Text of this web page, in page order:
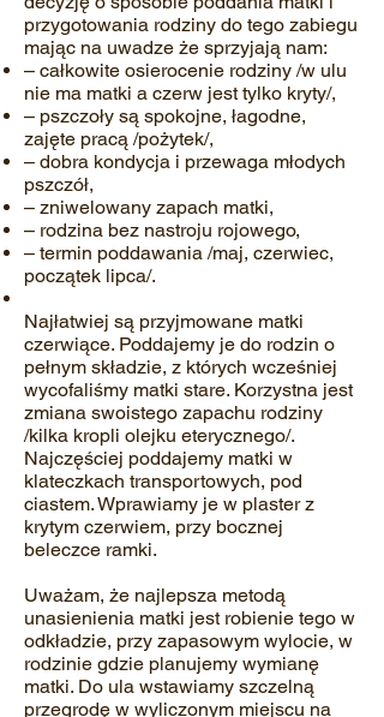
przygotowania rodziny do tego zabiegu
mając na uwadze że sprzyjają nam:
– całkowite osierocenie rodziny /w ulu
nie ma matki a czerw jest tylko kryty/,
– pszczoły są spokojne, łagodne,
zajęte pracą /pożytek/,
– dobra kondycja i przewaga młodych
pszczół,
– zniwelowany zapach matki,
– rodzina bez nastroju rojowego,
– termin poddawania /maj, czerwiec,
początek lipca/.
Najłatwiej są przyjmowane matki
czerwiące. Poddajemy je do rodzin o
pełnym składzie, z których wcześniej
wycofaliśmy matki stare. Korzystna jest
zmiana swoistego zapachu rodziny
/kilka kropli olejku eterycznego/.
Najczęściej poddajemy matki w
klateczkach transportowych, pod
ciastem. Wprawiamy je w plaster z
krytym czerwiem, przy bocznej
beleczce ramki.
Uważam, że najlepsza metodą
unasienienia matki jest robienie tego w
odkładzie, przy zapasowym wylocie, w
rodzinie gdzie planujemy wymianę
matki. Do ula wstawiamy szczelną
przegrodę w wyliczonym miejscu na